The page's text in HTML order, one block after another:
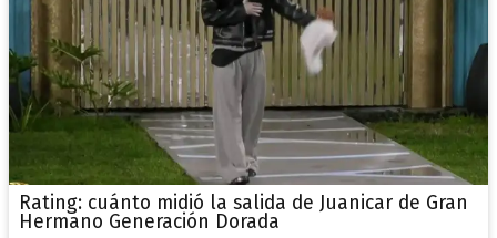
Rating: cuánto midió la salida de Juanicar de Gran
Hermano Generación Dorada